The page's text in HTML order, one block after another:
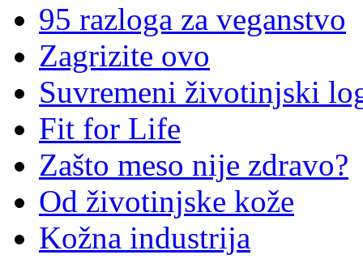
95 razloga za veganstvo
Zagrizite ovo
Suvremeni životinjski
Fit for Life
Zašto meso nije zdravo?
Od životinjske kože
Kožna industrija